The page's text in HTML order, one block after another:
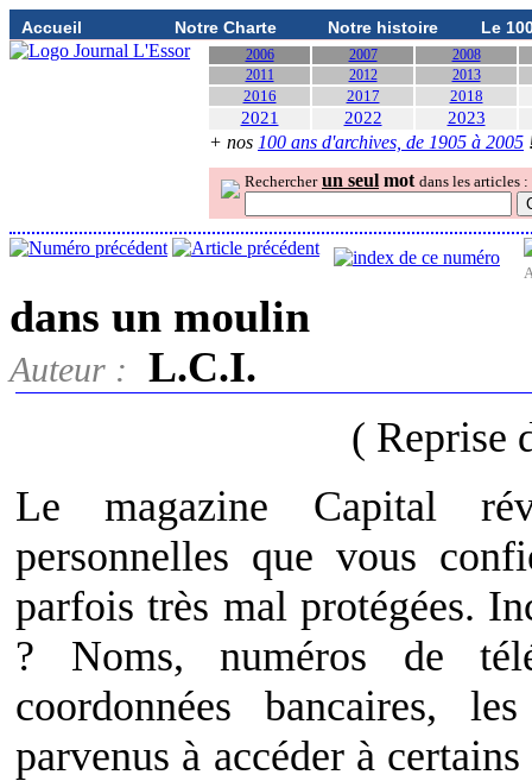
Accueil Notre Charte Notre histoire Le
2006 2007
2008
2011
2012 2013
2016 2017 2018
2021 2022 2023
+ nos 100 ans d'archives, de 1905 à 2005
Rechercher un seul mot dans les articles :
dans un moulin
Auteur :
L.C.I.
( Reprise
Le magazine Capital
personnelles que vous
parfois très mal protégées.
? Noms, numéros de
coordonnées bancaires,
parvenus à accéder à